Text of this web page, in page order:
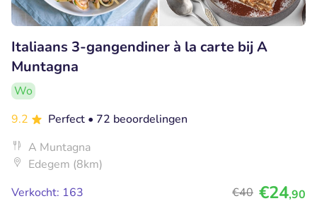
Italiaans 3-gangendiner à la carte bij A
Muntagna
Wo
9.2
Perfect • 72 beoordelingen
A Muntagna
Edegem (8km)
Verkocht: 163
€40 €24,90